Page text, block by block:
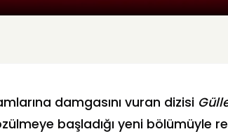
damgasını vuran dizisi
başladığı yeni bölümüyle